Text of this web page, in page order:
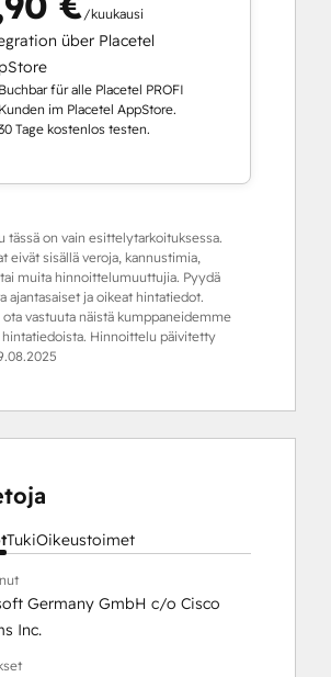
/kuukausi
über Placetel
Buchbar für alle Placetel PROFI
Kunden im Placetel AppStore.
Tage kostenlos testen.
tässä on vain esittelytarkoituksessa.
eivät sisällä veroja, kannustimia,
muita hinnoittelumuuttujia. Pyydä
ajantasaiset ja oikeat hintatiedot.
ota vastuuta näistä kumppaneidemme
hintatiedoista. Hinnoittelu päivitetty
TukiOikeustoimet
Germany GmbH c/o Cisco
Inc.